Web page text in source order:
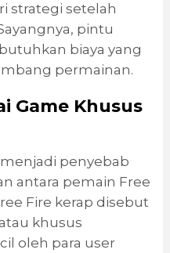
strategi setelah
pintu
biaya yang
permainan.
Game Khusus
penyebab
antara pemain Free
Fire kerap disebut
khusus
oleh para user